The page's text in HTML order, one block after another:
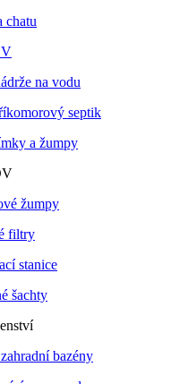
chatu
na vodu
septik
a žumpy
žumpy
filtry
stanice
šachty
bazény